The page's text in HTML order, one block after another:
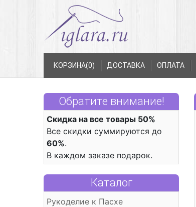
КОРЗИНА(0) ДОСТАВКА ОПЛАТА
Обратите внимание!
Скидка на все товары 50%
Все скидки суммируются до
60%.
В каждом заказе подарок.
Каталог
Рукоделие к Пасхе